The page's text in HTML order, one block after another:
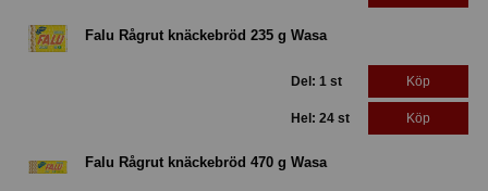
Falu Rågrut knäckebröd 235 g Wasa
Del: 1 st Köp
Hel: 24 st Köp
Falu Rågrut knäckebröd 470 g Wasa